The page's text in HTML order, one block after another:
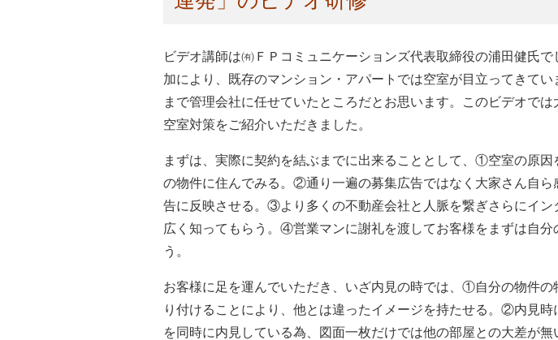
ビデオ講師は㈲ＦＰコミュニケーションズ代表取締役の浦田健氏
加により、既存のマンション・アパートでは空室が目立ってきて
まで管理会社に任せていたところだとお思います。このビデオで
空室対策をご紹介いただきました。
まずは、実際に契約を結ぶまでに出来ることとして、①空室の原因
の物件に住んでみる。②通り一遍の募集広告ではなく大家さん自ら
告に反映させる。③より多くの不動産会社と人脈を繋ぎさらにイン
広く知ってもらう。④営業マンに謝礼を渡してお客様をまずは自分
う。
お客様に足を運んでいただき、いざ内見の時では、①自分の物件の
り付けることにより、他とは違ったイメージを持たせる。②内見時
を同時に内見している為、図面一枚だけでは他の部屋との大差が